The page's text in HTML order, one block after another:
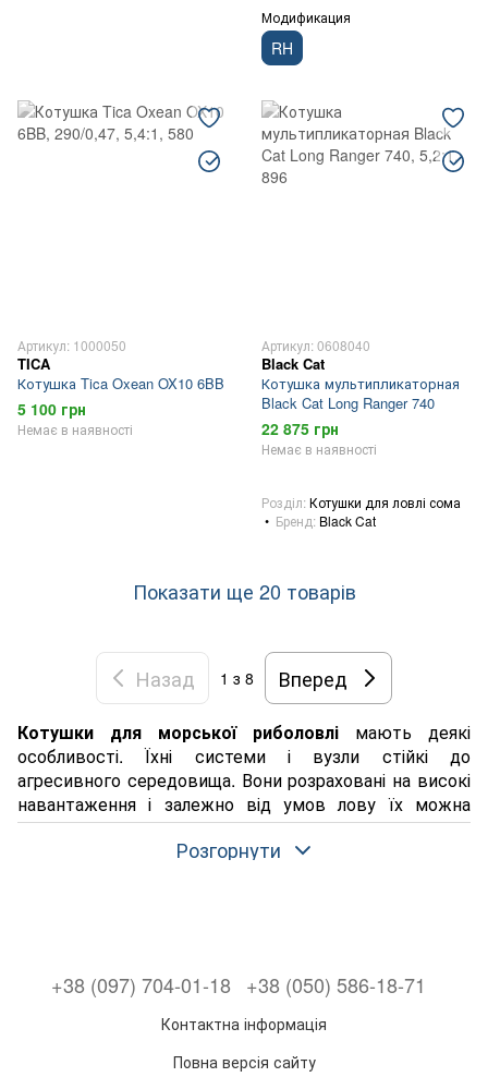
Котушки для морської риболовлі мають деякі
особливості. Їхні системи і вузли стійкі до
агресивного середовища. Вони розраховані на високі
навантаження і залежно від умов лову їх можна
розділити на кілька основних категорій:
мультиплікаторна котушка для морської риболовлі;
Мультиплікатори двох швидкісні;
Електро котушки для морської риболовлі;
Мультиплікатори для тролінгу-Big Game.
Розгорнути
Модификация
RH
Артикул: 1000050
TICA
Котушка Tica Oxean OX10 6BB
5 100 грн
Немає в наявності
Артикул: 0608040
Black Cat
Котушка мультипликаторная
Black Cat Long Ranger 740
22 875 грн
Немає в наявності
Розділ Котушки для ловлі сома
Бренд Black Cat
Показати ще 20 товарів
Назад 1 з 8 Вперед
+38 (097) 704-01-18 +38 (050) 586-18-71
Контактна інформація
Повна версія сайту